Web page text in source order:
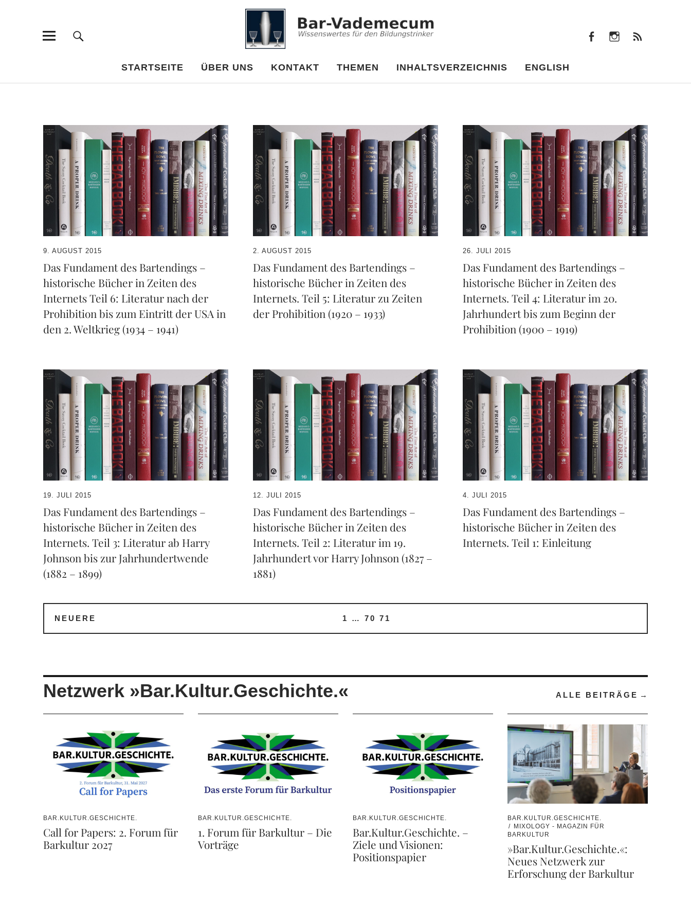
Bar-Vademecum
STARTSEITE ÜBER UNS KONTAKT THEMEN INHALTSVERZEICHNIS ENGLISH
9. AUGUST 2015
Das Fundament des Bartendings –
historische Bücher in Zeiten des
Internets Teil 6: Literatur nach der
Prohibition bis zum Eintritt der USA in
den 2. Weltkrieg (1934 – 1941)
2. AUGUST 2015
Das Fundament des Bartendings –
historische Bücher in Zeiten des
Internets. Teil 5: Literatur zu Zeiten
der Prohibition (1920 – 1933)
26. JULI 2015
Das Fundament des Bartendings –
historische Bücher in Zeiten des
Internets. Teil 4: Literatur im 20.
Jahrhundert bis zum Beginn der
Prohibition (1900 – 1919)
19. JULI 2015
Das Fundament des Bartendings –
historische Bücher in Zeiten des
Internets. Teil 3: Literatur ab Harry
Johnson bis zur Jahrhundertwende
(1882 – 1899)
12. JULI 2015
Das Fundament des Bartendings –
historische Bücher in Zeiten des
Internets. Teil 2: Literatur im 19.
Jahrhundert vor Harry Johnson (1827 –
1881)
4. JULI 2015
Das Fundament des Bartendings –
historische Bücher in Zeiten des
Internets. Teil 1: Einleitung
NEUERE 1 … 70 71
Netzwerk »Bar.Kultur.Geschichte.« ALLE BEITRÄGE
BAR.KULTUR.GESCHICHTE.
Call for Papers: 2. Forum für
Barkultur 2027
BAR.KULTUR.GESCHICHTE.
1. Forum für Barkultur – Die
Vorträge
BAR.KULTUR.GESCHICHTE.
Bar.Kultur.Geschichte. –
Ziele und Visionen:
Positionspapier
BAR.KULTUR.GESCHICHTE.
MIXOLOGY - MAGAZIN FÜR
BARKULTUR
»Bar.Kultur.Geschichte.«:
Neues Netzwerk zur
Erforschung der Barkultur